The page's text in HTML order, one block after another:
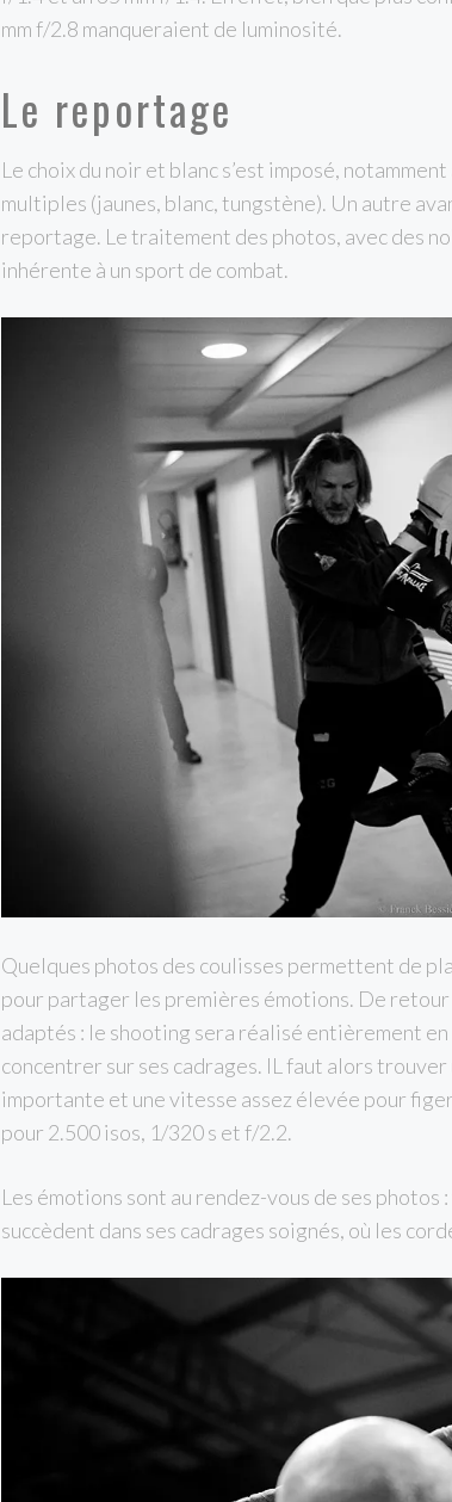
mm f/2.8 manqueraient de luminosité.
Le reportage
Le choix du noir et blanc s’est imposé,
multiples (jaunes, blanc, tungstène). Un autre
reportage. Le traitement des photos, avec des
inhérente à un sport de combat.
Quelques photos des coulisses permettent de
pour partager les premières émotions. De
adaptés : le shooting sera réalisé entièrement
concentrer sur ses cadrages. IL faut alors
importante et une vitesse assez élevée pour
pour 2.500 isos, 1/320 s et f/2.2.
Les émotions sont au rendez-vous de ses
succèdent dans ses cadrages soignés, où les